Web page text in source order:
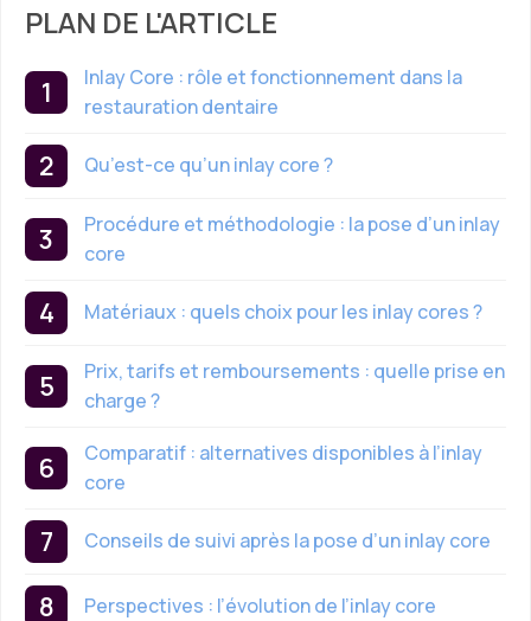
PLAN DE L'ARTICLE
Inlay Core : rôle et fonctionnement dans la
restauration dentaire
Qu’est-ce qu’un inlay core ?
Procédure et méthodologie : la pose d’un inlay
core
Matériaux : quels choix pour les inlay cores ?
Prix, tarifs et remboursements : quelle prise en
charge ?
Comparatif : alternatives disponibles à l’inlay
core
Conseils de suivi après la pose d’un inlay core
Perspectives : l’évolution de l’inlay core